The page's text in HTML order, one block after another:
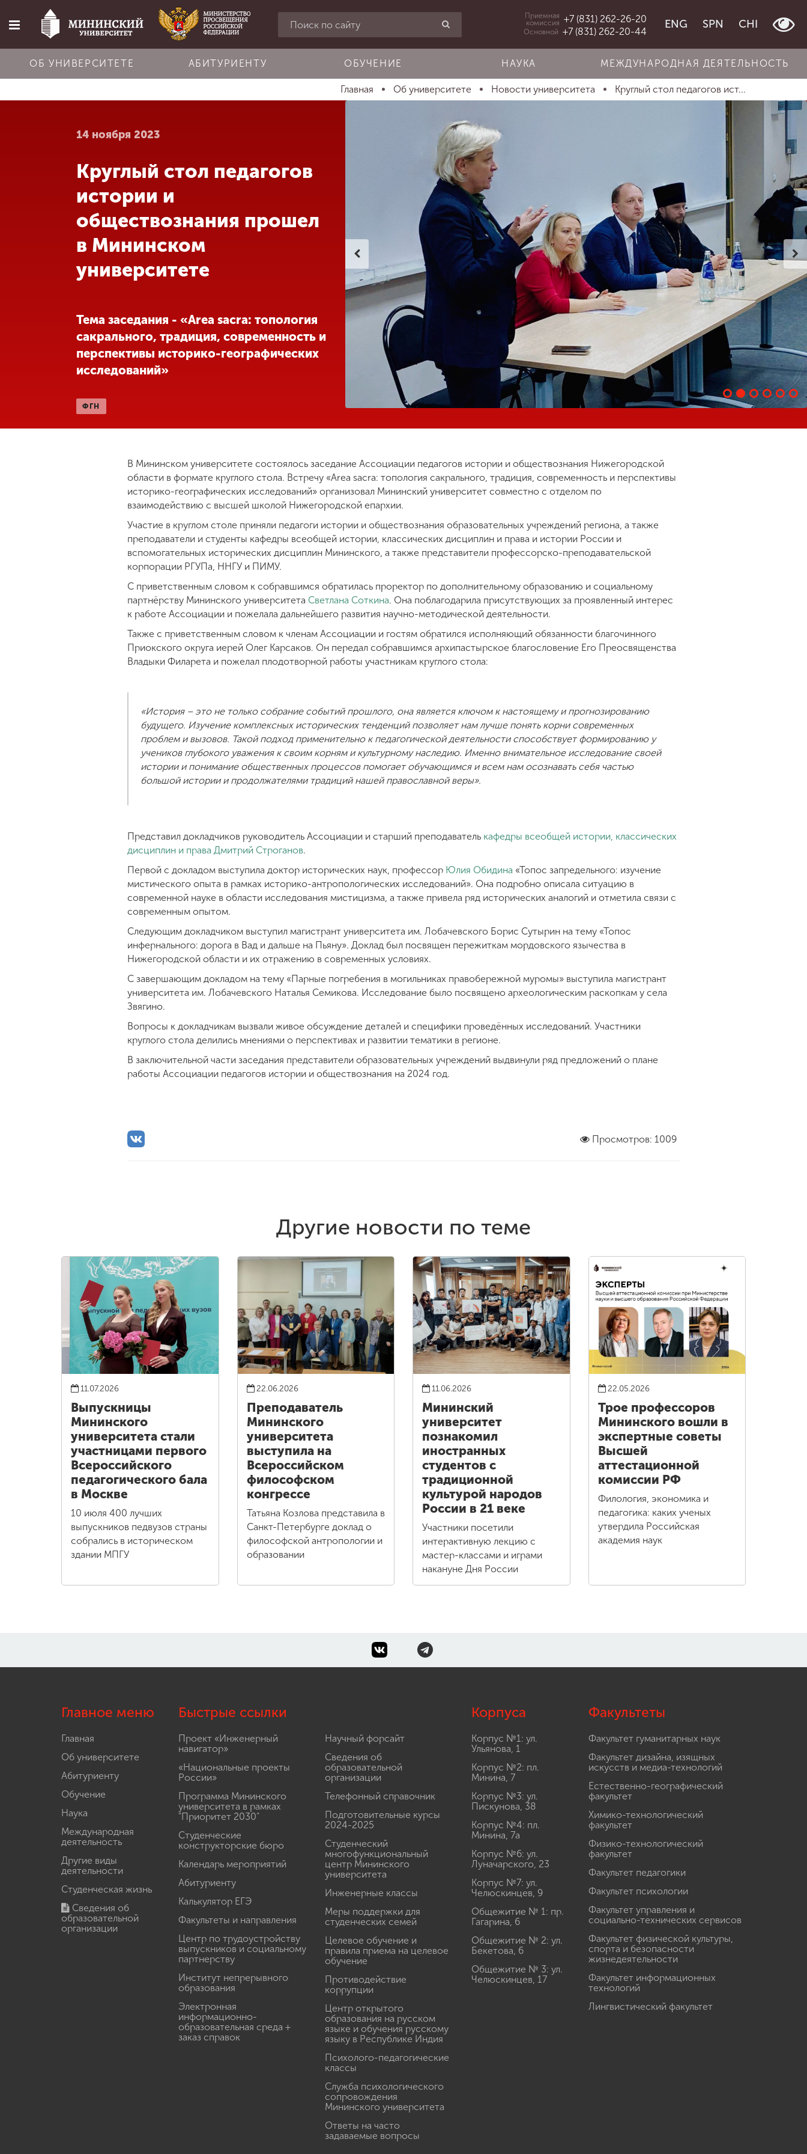
Главная
Об университете
Абитуриенту
Обучение
Другие виды
деятельности
Приемная
комиссия +7 (831) 262-26-20
Основной +7 (831) 262-20-44
ENG SPN CHI
ОБ УНИВЕРСИТЕТЕ АБИТУРИЕНТУ ОБУЧЕНИЕ НАУКА МЕЖДУНАРОДНАЯ ДЕЯТЕЛЬНОСТЬ
Главная Об университете Новости университета Круглый стол педагогов ист...
14 ноября 2023
Круглый стол педагогов
истории и
обществознания прошел
в Мининском
университете
Тема заседания - «Area sacra: топология
сакрального, традиция, современность и
перспективы историко-географических
исследований»
ФГН
В Мининском университете состоялось заседание Ассоциации педагогов истории и обществознания Нижегородской
области в формате круглого стола. Встречу «Area sacra: топология сакрального, традиция, современность и перспективы
историко-географических исследований» организовал Мининский университет совместно с отделом по
взаимодействию с высшей школой Нижегородской епархии.
Участие в круглом столе приняли педагоги истории и обществознания образовательных учреждений региона, а также
преподаватели и студенты кафедры всеобщей истории, классических дисциплин и права и истории России и
вспомогательных исторических дисциплин Мининского, а также представители профессорско-преподавательской
корпорации РГУПа, ННГУ и ПИМУ.
С приветственным словом к собравшимся обратилась проректор по дополнительному образованию и социальному
партнёрству Мининского университета Светлана Соткина. Она поблагодарила присутствующих за проявленный интерес
к работе Ассоциации и пожелала дальнейшего развития научно-методической деятельности.
Также с приветственным словом к членам Ассоциации и гостям обратился исполняющий обязанности благочинного
Приокского округа иерей Олег Карсаков. Он передал собравшимся архипастырское благословение Его Преосвященства
Владыки Филарета и пожелал плодотворной работы участникам круглого стола:
«История – это не только собрание событий прошлого, она является ключом к настоящему и прогнозированию
будущего. Изучение комплексных исторических тенденций позволяет нам лучше понять корни современных
проблем и вызовов. Такой подход применительно к педагогической деятельности способствует формированию у
учеников глубокого уважения к своим корням и культурному наследию. Именно внимательное исследование своей
истории и понимание общественных процессов помогает обучающимся и всем нам осознавать себя частью
большой истории и продолжателями традиций нашей православной веры».
Представил докладчиков руководитель Ассоциации и старший преподаватель кафедры всеобщей истории, классических
дисциплин и права Дмитрий Строганов.
Первой с докладом выступила доктор исторических наук, профессор Юлия Обидина «Топос запредельного: изучение
мистического опыта в рамках историко-антропологических исследований». Она подробно описала ситуацию в
современной науке в области исследования мистицизма, а также привела ряд исторических аналогий и отметила связи с
современным опытом.
Следующим докладчиком выступил магистрант университета им. Лобачевского Борис Сутырин на тему «Топос
инфернального: дорога в Вад и дальше на Пьяну». Доклад был посвящен пережиткам мордовского язычества в
Нижегородской области и их отражению в современных условиях.
С завершающим докладом на тему «Парные погребения в могильниках правобережной муромы» выступила магистрант
университета им. Лобачевского Наталья Семикова. Исследование было посвящено археологическим раскопкам у села
Звягино.
Вопросы к докладчикам вызвали живое обсуждение деталей и специфики проведённых исследований. Участники
круглого стола делились мнениями о перспективах и развитии тематики в регионе.
В заключительной части заседания представители образовательных учреждений выдвинули ряд предложений о плане
работы Ассоциации педагогов истории и обществознания на 2024 год.
Просмотров: 1009
Другие новости по теме
11.07.2026
Выпускницы
Мининского
университета стали
участницами первого
Всероссийского
педагогического бала
в Москве
10 июля 400 лучших
выпускников педвузов страны
собрались в историческом
здании МПГУ
22.06.2026
Преподаватель
Мининского
университета
выступила на
Всероссийском
философском
конгрессе
Татьяна Козлова представила в
Санкт-Петербурге доклад о
философской антропологии и
образовании
11.06.2026
Мининский
университет
познакомил
иностранных
студентов с
традиционной
культурой народов
России в 21 веке
Участники посетили
интерактивную лекцию с
мастер-классами и играми
накануне Дня России
22.05.2026
Трое профессоров
Мининского вошли в
экспертные советы
Высшей
аттестационной
комиссии РФ
Филология, экономика и
педагогика: каких ученых
утвердила Российская
академия наук
Главное меню
Главная
Об университете
Абитуриенту
Обучение
Наука
Международная
деятельность
Другие виды
деятельности
Студенческая жизнь
Сведения об
образовательной
организации
Быстрые ссылки
Проект «Инженерный
навигатор»
«Национальные проекты
России»
Программа Мининского
университета в рамках
"Приоритет 2030"
Студенческие
конструкторские бюро
Календарь мероприятий
Абитуриенту
Калькулятор ЕГЭ
Факультеты и направления
Центр по трудоустройству
выпускников и социальному
партнерству
Институт непрерывного
образования
Электронная
информационно-
образовательная среда +
заказ справок
Научный форсайт
Сведения об
образовательной
организации
Телефонный справочник
Подготовительные курсы
2024-2025
Студенческий
многофункциональный
центр Мининского
университета
Инженерные классы
Меры поддержки для
студенческих семей
Целевое обучение и
правила приема на целевое
обучение
Противодействие
коррупции
Центр открытого
образования на русском
языке и обучения русскому
языку в Республике Индия
Психолого-педагогические
классы
Служба психологического
сопровождения
Мининского университета
Ответы на часто
задаваемые вопросы
Корпуса
Корпус №1: ул.
Ульянова, 1
Корпус №2: пл.
Минина, 7
Корпус №3: ул.
Пискунова, 38
Корпус №4: пл.
Минина, 7а
Корпус №6: ул.
Луначарского, 23
Корпус №7: ул.
Челюскинцев, 9
Общежитие № 1: пр.
Гагарина, 6
Общежитие № 2: ул.
Бекетова, 6
Общежитие № 3: ул.
Челюскинцев, 17
Факультеты
Факультет гуманитарных наук
Факультет дизайна, изящных
искусств и медиа-технологий
Естественно-географический
факультет
Химико-технологический
факультет
Физико-технологический
факультет
Факультет педагогики
Факультет психологии
Факультет управления и
социально-технических сервисов
Факультет физической культуры,
спорта и безопасности
жизнедеятельности
Факультет информационных
технологий
Лингвистический факультет